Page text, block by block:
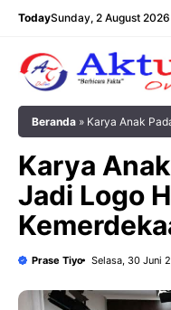
Langsung
TodaySunday, 2 August 2026
Beranda » ‎Karya Anak
‎Karya
Jadi Logo
Prase Tiyo Selasa, 30 Juni